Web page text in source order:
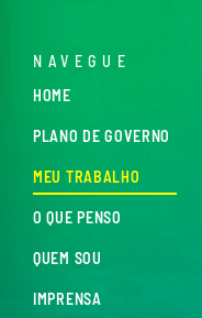
NAVEGUE
HOME
PLANO DE GOVERNO
MEU TRABALHO
O QUE PENSO
QUEM SOU
IMPRENSA